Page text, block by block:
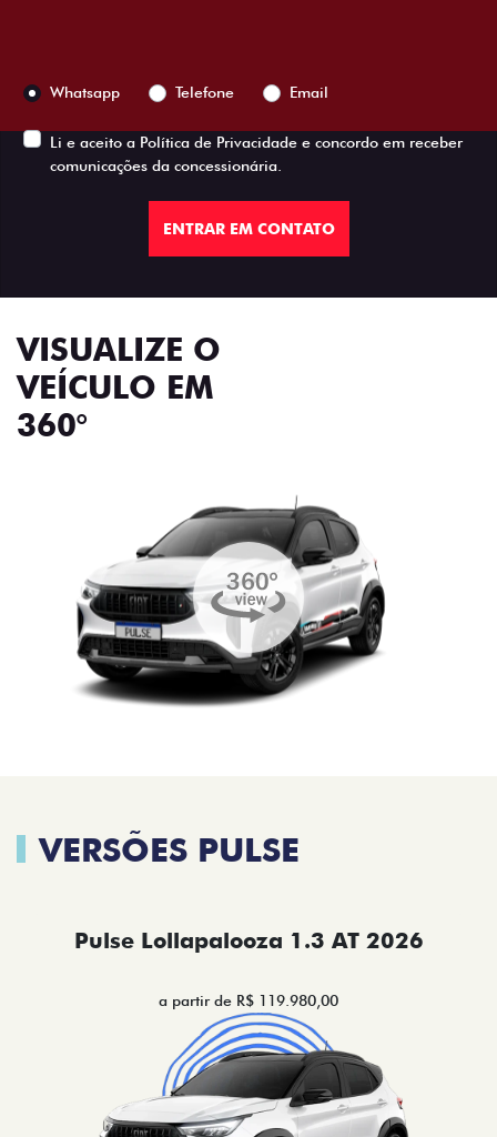
Whatsapp
Telefone Email
Li e aceito a Política de Privacidade e concordo em receber
comunicações da concessionária.
ENTRAR EM CONTATO
VISUALIZE O
VEÍCULO EM
360°
VERSÕES PULSE
Pulse Lollapalooza 1.3 AT 2026
a partir de R$ 119.980,00